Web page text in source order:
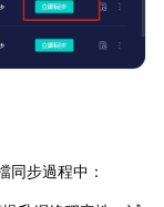
同步過程中：